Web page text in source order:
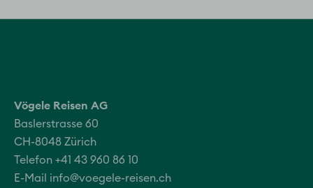
Vögele Reisen AG
Baslerstrasse 60
CH-8048 Zürich
Telefon +41 43 960 86 10
E-Mail info@voegele-reisen.ch